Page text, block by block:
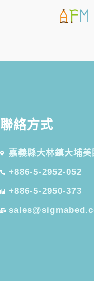
聯絡方式​
嘉義縣大林鎮大埔
+886-5-2952-052
+886-5-2950-373